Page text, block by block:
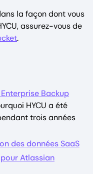
la façon dont vous
assurez-vous de
.
Backup
HYCU a été
trois années
des données SaaS
Atlassian